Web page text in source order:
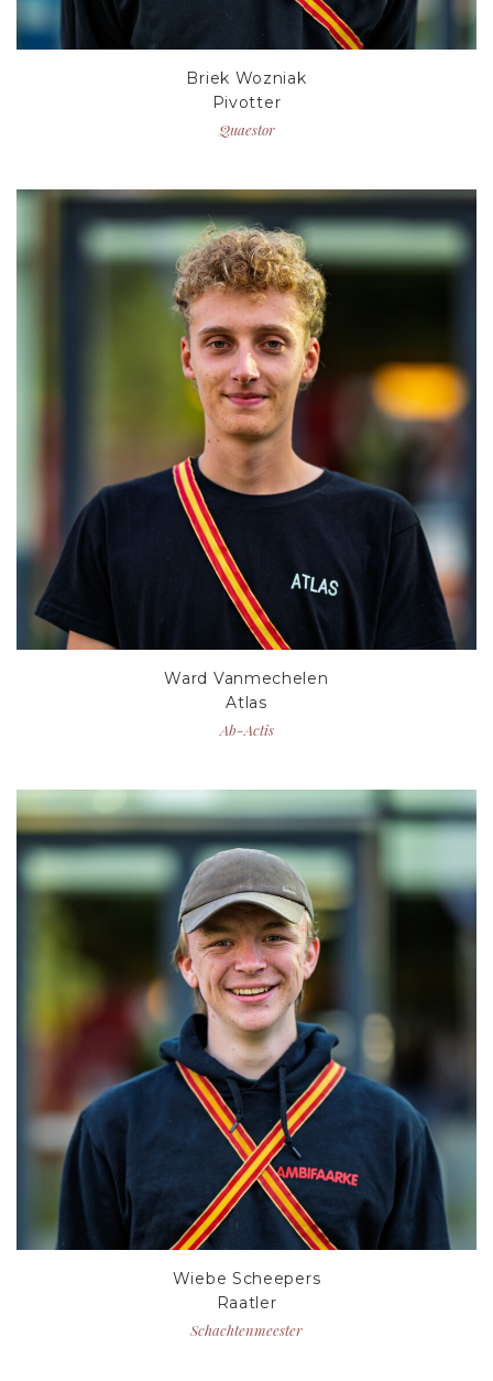
Briek Wozniak
Pivotter
Quaestor
Ward Vanmechelen
Atlas
Ab-Actis
Wiebe Scheepers
Raatler
Schachtenmeester